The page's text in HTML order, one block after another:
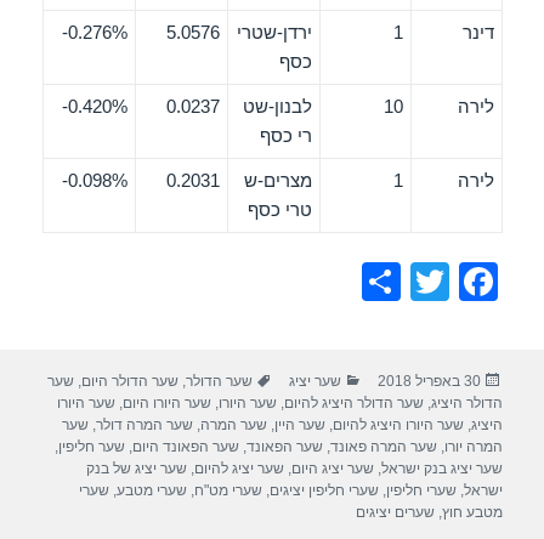
דינר 1
ירדן-שטרי
כסף
5.0576
0.276%-
לירה 10
לבנון-שט
רי כסף
0.0237
0.420%-
לירה 1
מצרים-ש
טרי כסף
0.2031
0.098%-
F
e
b
o
o
T
er
e
פורסם
בתאריך
30 באפריל 2018 קטגוריות
שער יציג תגיות
שער הדולר,שער הדולר היום,שער
הדולר היציג,שער הדולר היציג להיום,שער היורו,שער היורו היום,שער היורו
היציג,שער היורו היציג להיום,שער היין,שער המרה,שער המרה דולר,שער
המרה יורו,שער המרה פאונד,שער הפאונד,שער הפאונד היום,שער חליפין,
שער יציג בנק ישראל,שער יציג היום,שער יציג להיום,שער יציג של בנק
ישראל,שערי חליפין,שערי חליפין יציגים,שערי מט"ח,שערי מטבע,שערי
מטבע חוץ,שערים יציגים